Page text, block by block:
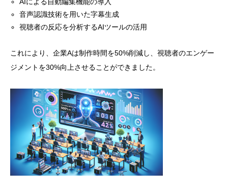
音声認識技術を用いた字幕生成
視聴者の反応を分析するAIツールの活用
これにより、企業Aは制作時間を50%削減し、視聴者のエンゲー
ジメントを30%向上させることができました。